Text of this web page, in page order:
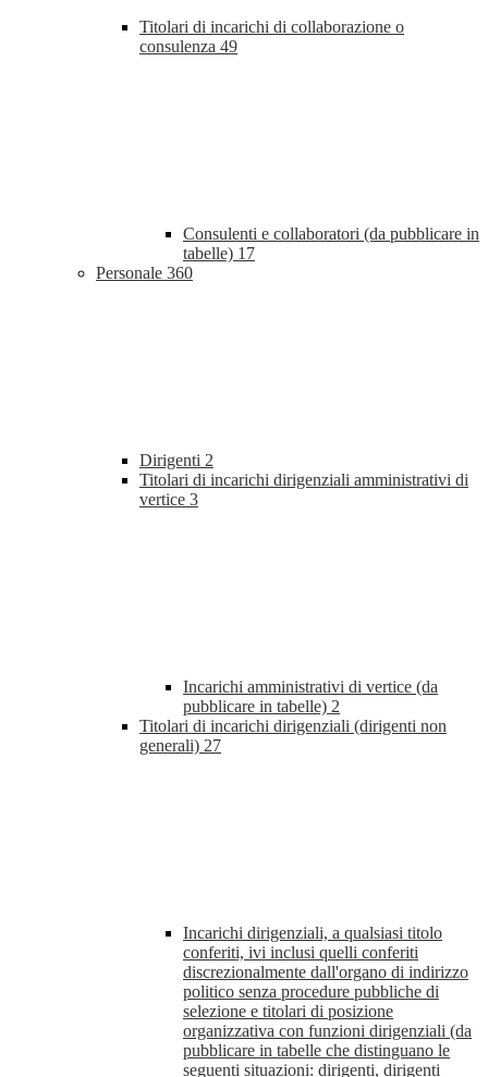
Titolari di incarichi di collaborazione o
consulenza 49
Consulenti e collaboratori (da pubblicare in
tabelle) 17
Personale 360
Dirigenti 2
Titolari di incarichi dirigenziali amministrativi di
vertice 3
Incarichi amministrativi di vertice (da
pubblicare in tabelle) 2
Titolari di incarichi dirigenziali (dirigenti non
generali) 27
Incarichi dirigenziali, a qualsiasi titolo
conferiti, ivi inclusi quelli conferiti
discrezionalmente dall'organo di indirizzo
politico senza procedure pubbliche di
selezione e titolari di posizione
organizzativa con funzioni dirigenziali (da
pubblicare in tabelle che distinguano le
seguenti situazioni: dirigenti, dirigenti